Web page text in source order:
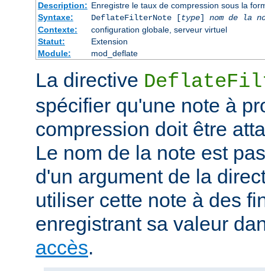
Description: Enregistre le taux de compression sous la
Syntaxe:
DeflateFilterNote [type] nom de la
Contexte:
configuration globale, serveur virtuel
Statut:
Extension
Module:
mod_deflate
La directive
spécifier qu'une note à
compression doit être
Le nom de la note est
d'un argument de la
utiliser cette note à des
enregistrant sa valeur
accès.